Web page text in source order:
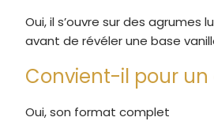
Oui, il s’ouvre sur des agrumes
avant de révéler une base
Convient-il pour un
Oui, son format complet